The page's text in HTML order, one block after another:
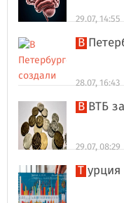
29.07, 14:55
В
28.07, 16:43
В ВТБ
29.07, 08:29